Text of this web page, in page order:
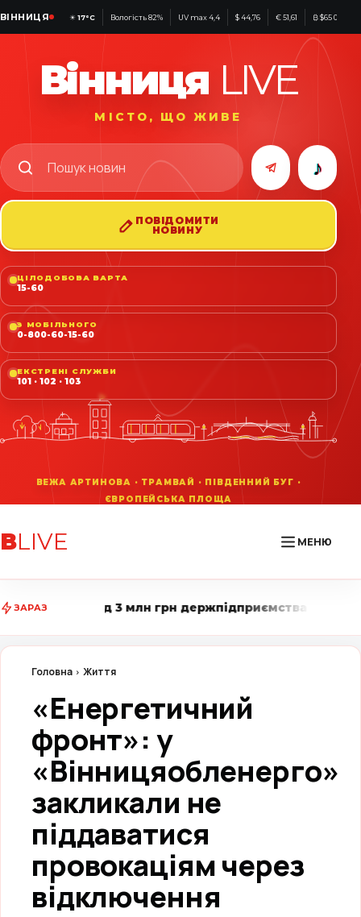
ВІННИЦЯ ☀17°C Вологість 82% UV max 4,4 $ 44,76 € 51,61 ₿ $65 049
Вінниця LIVE
МІСТО, ЩО ЖИВЕ
♪
ПОВІДОМИТИ
НОВИНУ
ЦІЛОДОБОВА ВАРТА
15-60
З МОБІЛЬНОГО
0-800-60-15-60
ЕКСТРЕНІ СЛУЖБИ
101 · 102 · 103
ВLIVE МЕНЮ
ЗАРАЗдержпідприємства • Вінниця LIVE стежить за
Головна Життя
«Енергетичний
фронт»: у
«Вінницяобленерго»
закликали не
піддаватися
провокаціям через
відключення